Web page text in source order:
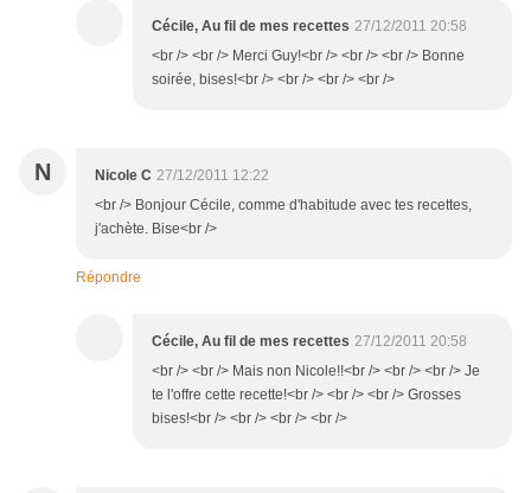
Cécile, Au fil de mes recettes 27/12/2011 20:58
<br /> <br /> Merci Guy!<br /> <br /> <br /> Bonne
soirée, bises!<br /> <br /> <br /> <br />
N Nicole C 27/12/2011 12:22
<br /> Bonjour Cécile, comme d'habitude avec tes recettes,
j'achète. Bise<br />
Répondre
Cécile, Au fil de mes recettes 27/12/2011 20:58
<br /> <br /> Mais non Nicole!!<br /> <br /> <br /> Je
te l'offre cette recette!<br /> <br /> <br /> Grosses
bises!<br /> <br /> <br /> <br />